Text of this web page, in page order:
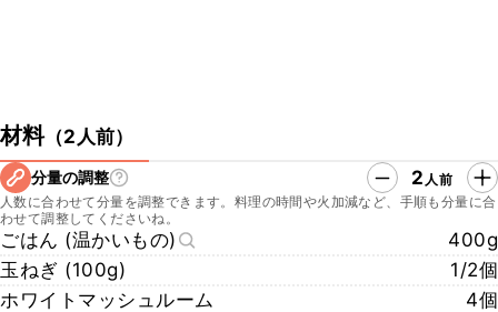
材料（2人前）
分量の調整 2 人前
人数に合わせて分量を調整できます。料理の時間や火加減など、手順も分量に合
わせて調整してくださいね。
ごはん (温かいもの)
400g
玉ねぎ (100g)
1/2個
ホワイトマッシュルーム
4個